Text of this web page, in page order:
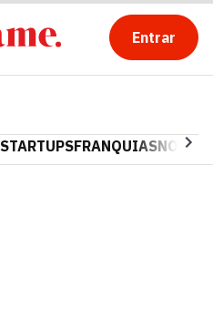
Entrar
STARTUPSFRANQUIAS